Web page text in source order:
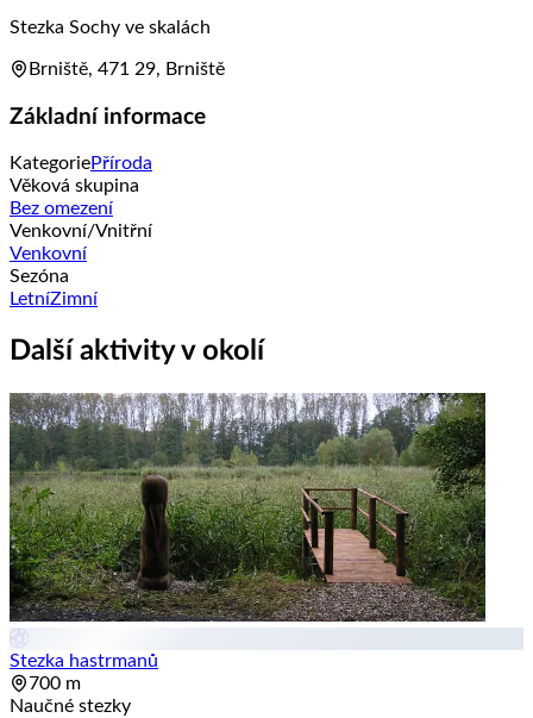
Stezka Sochy ve skalách
Brniště, 471 29, Brniště
Základní informace
KategoriePříroda
Věková skupina
Bez omezení
Venkovní/Vnitřní
Venkovní
Sezóna
LetníZimní
Další aktivity v okolí
Stezka hastrmanů
700 m
Naučné stezky